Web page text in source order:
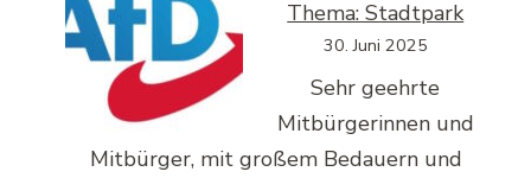
Thema: Stadtpark
30. Juni 2025
Sehr geehrte
Mitbürgerinnen und
Mitbürger, mit großem Bedauern und